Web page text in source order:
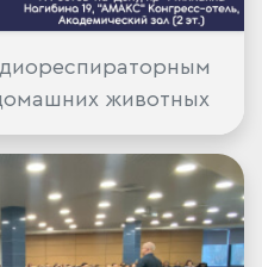
животных